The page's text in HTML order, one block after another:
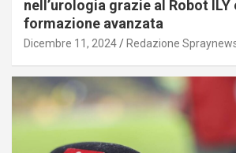
nell’urologia grazie al Robot ILY
formazione avanzata
Dicembre 11, 2024 Redazione